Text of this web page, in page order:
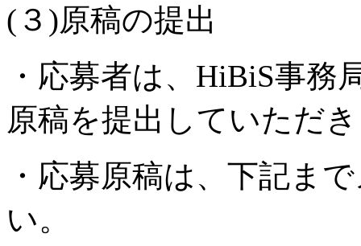
(３)原稿の提出
・応募者は、HiBiS事務
原稿を提出していただ
・応募原稿は、下記ま
い。